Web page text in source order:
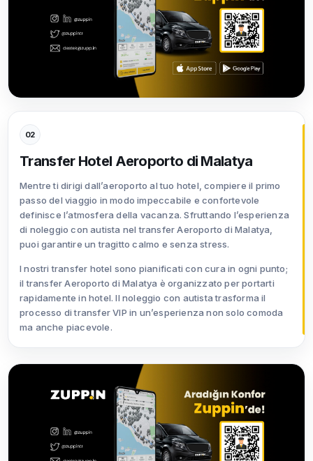
02
Transfer Hotel Aeroporto di Malatya
Mentre ti dirigi dall’aeroporto al tuo hotel, compiere il primo
passo del viaggio in modo impeccabile e confortevole
definisce l’atmosfera della vacanza. Sfruttando l’esperienza
di noleggio con autista nel transfer Aeroporto di Malatya,
puoi garantire un tragitto calmo e senza stress.
I nostri transfer hotel sono pianificati con cura in ogni punto;
il transfer Aeroporto di Malatya è organizzato per portarti
rapidamente in hotel. Il noleggio con autista trasforma il
processo di transfer VIP in un’esperienza non solo comoda
ma anche piacevole.